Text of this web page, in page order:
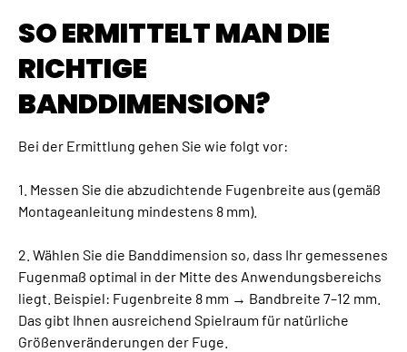
SO ERMITTELT MAN DIE
RICHTIGE
BANDDIMENSION?
Bei der Ermittlung gehen Sie wie folgt vor:
1. Messen Sie die abzudichtende Fugenbreite aus (gemäß
Montageanleitung mindestens 8 mm).
2. Wählen Sie die Banddimension so, dass Ihr gemessenes
Fugenmaß optimal in der Mitte des Anwendungsbereichs
liegt. Beispiel: Fugenbreite 8 mm → Bandbreite 7–12 mm.
Das gibt Ihnen ausreichend Spielraum für natürliche
Größenveränderungen der Fuge.